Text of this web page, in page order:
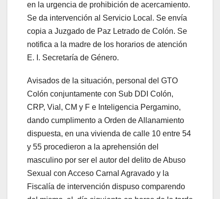
en la urgencia de prohibición de acercamiento.
Se da intervención al Servicio Local. Se envía
copia a Juzgado de Paz Letrado de Colón. Se
notifica a la madre de los horarios de atención
E. I. Secretaría de Género.
Avisados de la situación, personal del GTO
Colón conjuntamente con Sub DDI Colón,
CRP, Vial, CM y F e Inteligencia Pergamino,
dando cumplimento a Orden de Allanamiento
dispuesta, en una vivienda de calle 10 entre 54
y 55 procedieron a la aprehensión del
masculino por ser el autor del delito de Abuso
Sexual con Acceso Carnal Agravado y la
Fiscalía de intervención dispuso comparendo